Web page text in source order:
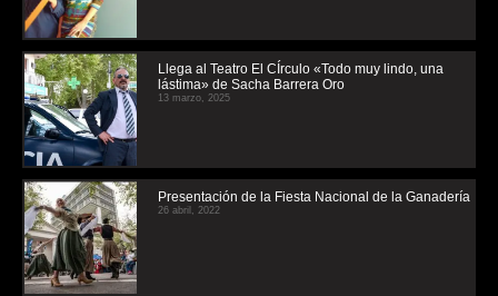
Llega al Teatro El CÍrculo «Todo muy lindo, una
lástima» de Sacha Barrera Oro
13 marzo, 2025
Presentación de la Fiesta Nacional de la Ganadería
26 abril, 2022